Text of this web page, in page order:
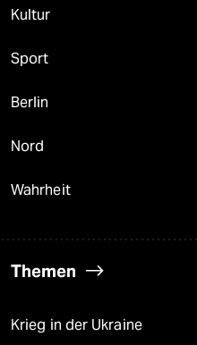
Kultur
Sport
Berlin
Nord
Wahrheit
Themen
Krieg in der Ukraine